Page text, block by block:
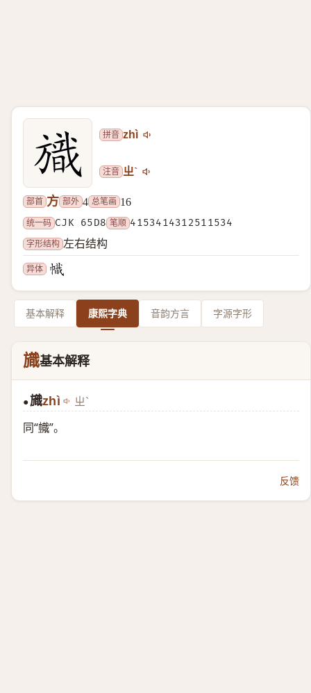
拼音 zhì
注音 ㄓˋ
部首 方 部外 4 总笔画 16
统一码 CJK 65D8 笔顺 4153414312511534
字形结构 左右结构
异体
基本解释 康熙字典 音韵方言 字源字形
旘基本解释
●旘zhì ㄓˋ
同“幟”。
反馈